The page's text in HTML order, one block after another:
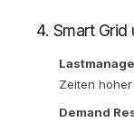
4. Smart
Zeiten
Demand